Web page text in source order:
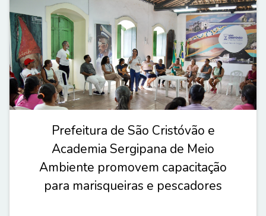
Prefeitura de São Cristóvão e
Academia Sergipana de Meio
Ambiente promovem capacitação
para marisqueiras e pescadores